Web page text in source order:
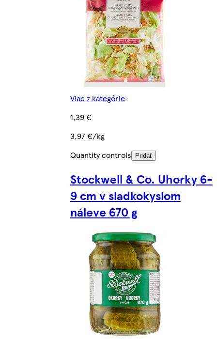
Viac z kategórie
1,39 €
3,97 €/kg
Quantity controls
Pridať
Stockwell & Co. Uhorky 6-
9 cm v sladkokyslom
náleve 670 g